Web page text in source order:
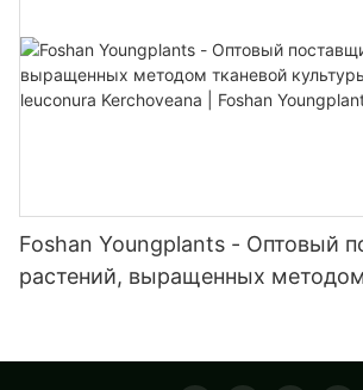
Foshan Youngplants - Оптовый
растений, выращенных